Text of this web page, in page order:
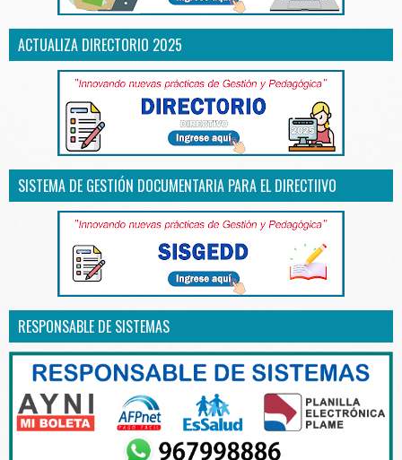
ACTUALIZA DIRECTORIO 2025
SISTEMA DE GESTIÓN DOCUMENTARIA PARA EL DIRECTIIVO
RESPONSABLE DE SISTEMAS